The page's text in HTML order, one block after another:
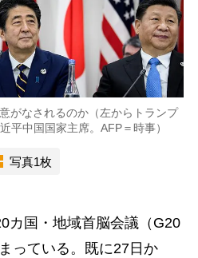
がなされるのか（左からトランプ
平中国国家主席。AFP＝時事）
写真1枚
カ国・地域首脳会議（G20
っている。既に27日か